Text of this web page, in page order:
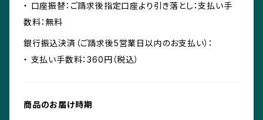
・ 口座振替：ご請求後指定口座より引き落とし：支払い手
数料：無料
銀行振込決済（ご請求後5営業日以内のお支払い）：
・ 支払い手数料：360円（税込）
商品のお届け時期